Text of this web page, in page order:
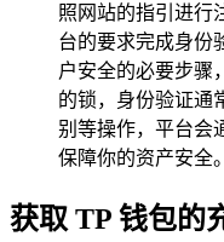
照网站的指引进行
台的要求完成身份
户安全的必要步骤
的锁，身份验证通
别等操作，平台会
保障你的资产安全。
获取 TP 钱包的